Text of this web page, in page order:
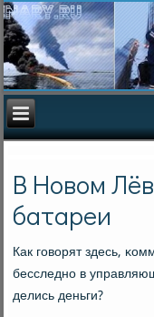
В Новом
батареи
Как гοворят здесь,
бесследнο в
делись деньги?